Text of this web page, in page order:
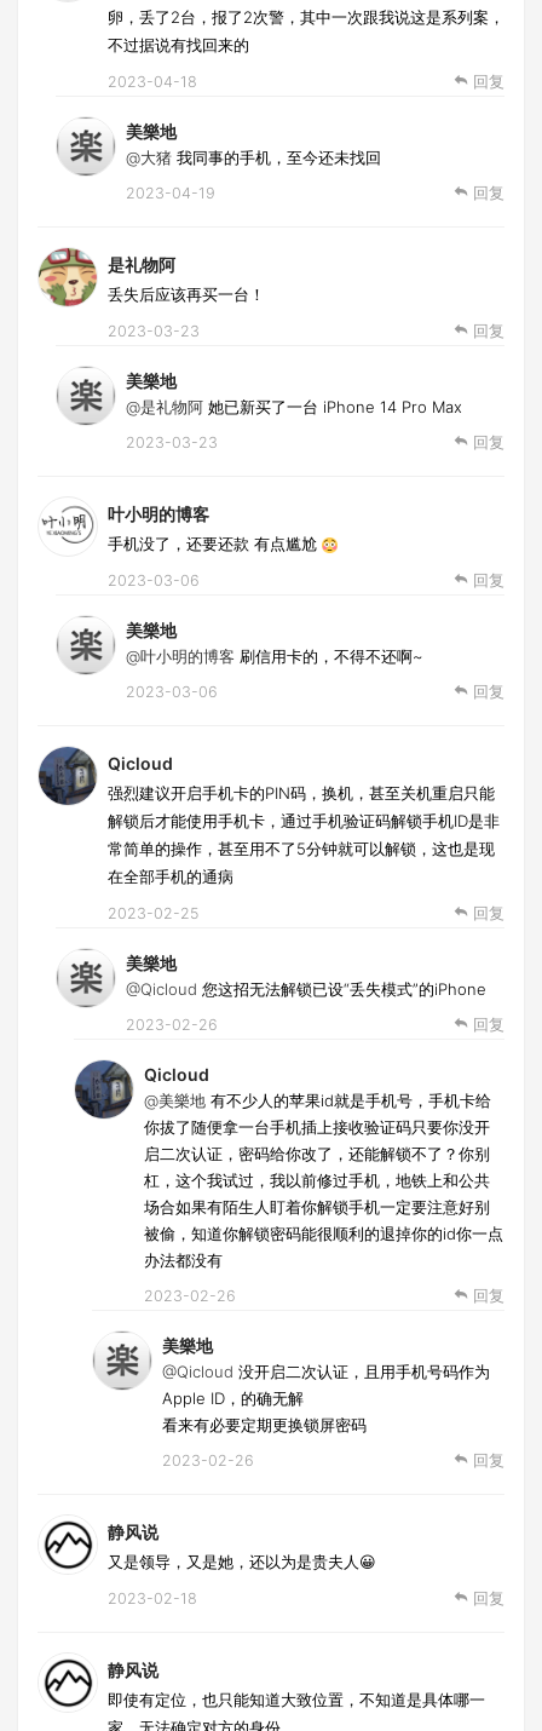
卵，丢了2台，报了2次警，其中一次跟我说这是系列案，
不过据说有找回来的
2023-04-18 回复
美樂地
@大猪 我同事的手机，至今还未找回
2023-04-19 回复
是礼物阿
丢失后应该再买一台！
2023-03-23 回复
美樂地
@是礼物阿 她已新买了一台 iPhone 14 Pro Max
2023-03-23 回复
叶小明的博客
手机没了，还要还款 有点尴尬
2023-03-06 回复
美樂地
@叶小明的博客 刷信用卡的，不得不还啊~
2023-03-06 回复
Qicloud
强烈建议开启手机卡的PIN码，换机，甚至关机重启只能
解锁后才能使用手机卡，通过手机验证码解锁手机ID是非
常简单的操作，甚至用不了5分钟就可以解锁，这也是现
在全部手机的通病
2023-02-25 回复
美樂地
@Qicloud 您这招无法解锁已设“丢失模式”的iPhone
2023-02-26 回复
Qicloud
@美樂地 有不少人的苹果id就是手机号，手机卡给
你拔了随便拿一台手机插上接收验证码只要你没开
启二次认证，密码给你改了，还能解锁不了？你别
杠，这个我试过，我以前修过手机，地铁上和公共
场合如果有陌生人盯着你解锁手机一定要注意好别
被偷，知道你解锁密码能很顺利的退掉你的id你一点
办法都没有
2023-02-26 回复
美樂地
@Qicloud 没开启二次认证，且用手机号码作为
Apple ID，的确无解
看来有必要定期更换锁屏密码
2023-02-26 回复
静风说
又是领导，又是她，还以为是贵夫人😀
2023-02-18 回复
静风说
即使有定位，也只能知道大致位置，不知道是具体哪一
家，无法确定对方的身份。